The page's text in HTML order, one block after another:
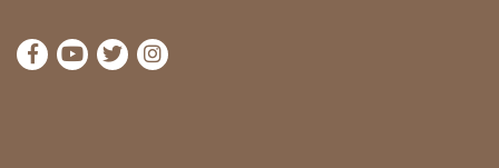
Visitez la page Facebook de Cammini Emilia-
Visitez la page YouTube de Cammini Emilia-
Visitez la page Twitter de Cammini Emilia-
Visitez la page Instagram de Cammini